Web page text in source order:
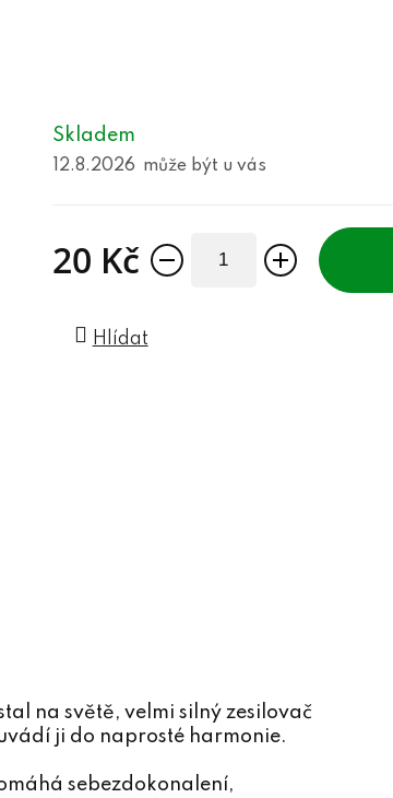
Skladem
12.8.2026
20 Kč
Hlídat
na světě, velmi silný zesilovač
ji do naprosté harmonie.
sebezdokonalení,